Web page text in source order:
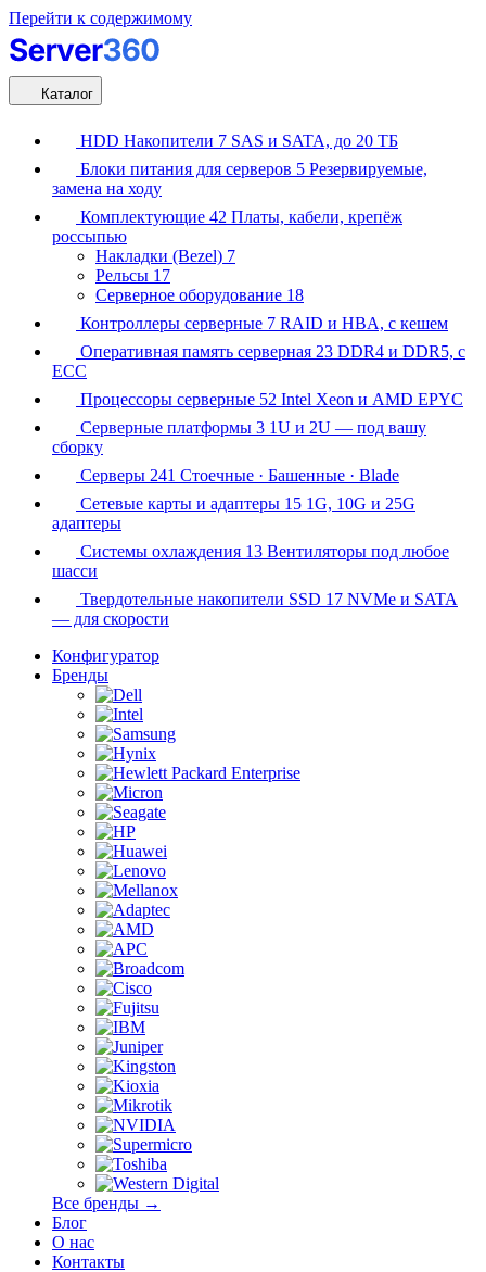
Перейти к содержимому
Каталог
HDD Накопители 7 SAS и SATA, до 20 ТБ
Блоки питания для серверов 5 Резервируемые,
замена на ходу
Комплектующие 42 Платы, кабели, крепёж
россыпью
Накладки (Bezel) 7
Рельсы 17
Серверное оборудование 18
Контроллеры серверные 7 RAID и HBA, с кешем
Оперативная память серверная 23 DDR4 и DDR5, с
ECC
Процессоры серверные 52 Intel Xeon и AMD EPYC
Серверные платформы 3 1U и 2U — под вашу
сборку
Серверы 241 Стоечные · Башенные · Blade
Сетевые карты и адаптеры 15 1G, 10G и 25G
адаптеры
Системы охлаждения 13 Вентиляторы под любое
шасси
Твердотельные накопители SSD 17 NVMe и SATA
— для скорости
Конфигуратор
Бренды
Все бренды →
Блог
О нас
Контакты